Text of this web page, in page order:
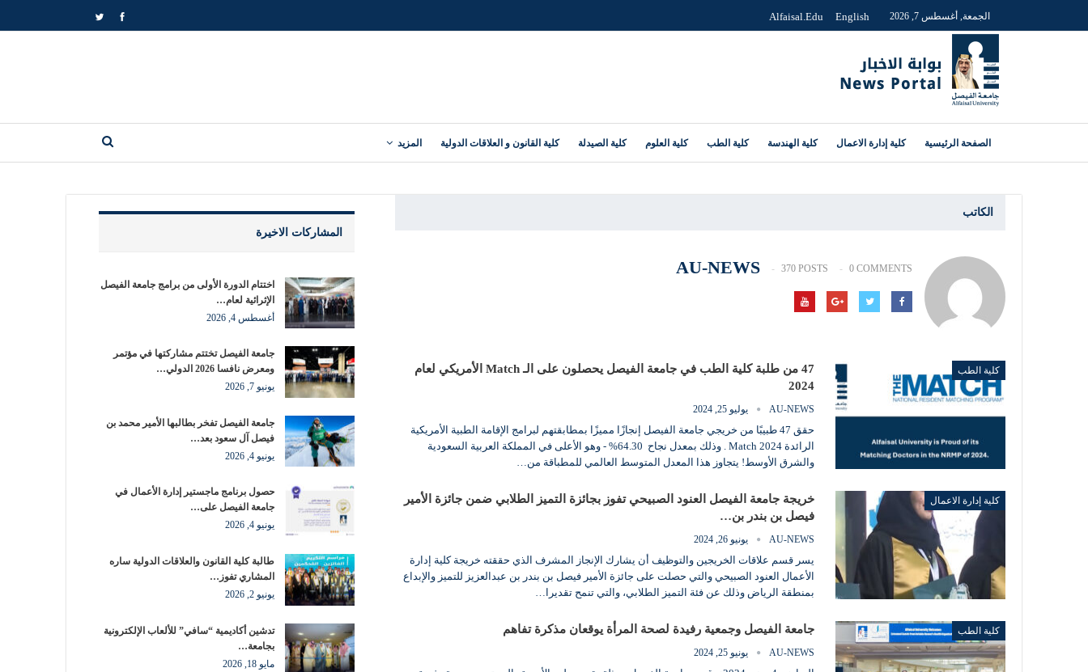
الجمعة, أغسطس 7, 2026 English
Alfaisal.edu
الصفحة الرئيسية كلية إدارة الاعمال كلية الهندسة كلية الطب كلية العلوم كلية الصيدلة كلية القانون و العلاقات الدولية المزيد
الكاتب
AU-NEWS 370 POSTS 0 COMMENTS
كلية الطب
47 من طلبة كلية الطب في جامعة الفيصل يحصلون على الـ Match الأمريكي لعام
2024
AU-NEWS يوليو 25, 2024
حقق 47 طبيبًا من خريجي جامعة الفيصل إنجازًا مميزًا بمطابقتهم لبرامج الإقامة الطبية الأمريكية
الرائدة Match 2024 . وذلك بمعدل نجاح 64.30% - وهو الأعلى في المملكة العربية السعودية
والشرق الأوسط! يتجاوز هذا المعدل المتوسط العالمي للمطباقة من…
كلية إدارة الاعمال
خريجة جامعة الفيصل العنود الصبيحي تفوز بجائزة التميز الطلابي ضمن جائزة الأمير
فيصل بن بندر بن…
AU-NEWS يونيو 26, 2024
يسر قسم علاقات الخريجين والتوظيف أن يشارك الإنجاز المشرف الذي حققته خريجة كلية إدارة
الأعمال العنود الصبيحي والتي حصلت على جائزة الأمير فيصل بن بندر بن عبدالعزيز للتميز والإبداع
بمنطقة الرياض وذلك عن فئة التميز الطلابي، والتي تنمح تقديرا…
كلية الطب جامعة الفيصل وجمعية رفيدة لصحة المرأة يوقعان مذكرة تفاهم
AU-NEWS يونيو 25, 2024
المشاركات الاخيرة
اختتام الدورة الأولى من برامج جامعة الفيصل
الإثرائية لعام…
أغسطس 4, 2026
جامعة الفيصل تختتم مشاركتها في مؤتمر
ومعرض نافسا 2026 الدولي…
يونيو 7, 2026
جامعة الفيصل تفخر بطالبها الأمير محمد بن
فيصل آل سعود بعد…
يونيو 4, 2026
حصول برنامج ماجستير إدارة الأعمال في
جامعة الفيصل على…
يونيو 4, 2026
طالبة كلية القانون والعلاقات الدولية ساره
المشاري تفوز…
يونيو 2, 2026
تدشين أكاديمية “سافي” للألعاب الإلكترونية
بجامعة…
مايو 18, 2026